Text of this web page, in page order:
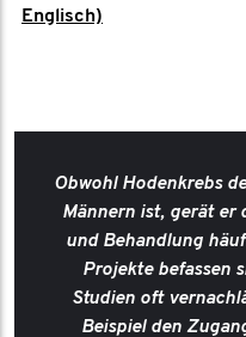
Englisch)
Obwohl Hodenkrebs
Männern ist, gerät er
und Behandlung
Projekte befassen
Studien oft
Beispiel den